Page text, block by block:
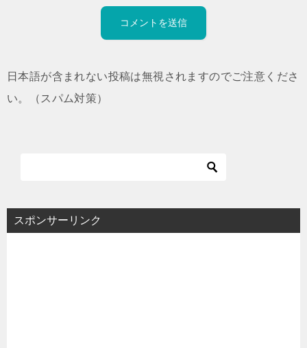
日本語が含まれない投稿は無視されますのでご注意くださ
い。（スパム対策）
スポンサーリンク